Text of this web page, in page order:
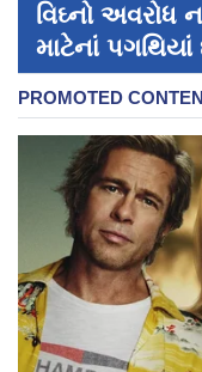
વિઘ્નો અવરોધ
માટેનાં